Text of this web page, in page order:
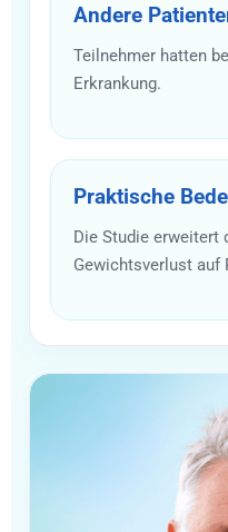
Andere
Teilnehmer hatten
Erkrankung.
Praktische
Die Studie erweitert
Gewichtsverlust auf